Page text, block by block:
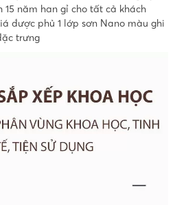
15 năm han gỉ cho tất cả khách
được phủ 1 lớp sơn Nano màu ghi
trưng